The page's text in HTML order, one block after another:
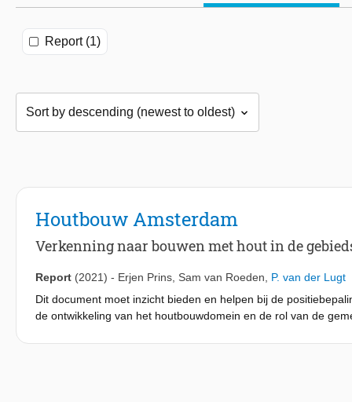
Report (1)
Houtbouw Amsterdam
Verkenning naar bouwen met hout in de
Report (2021) - Erjen Prins Sam van Roeden
P. van der Lugt
Dit document moet inzicht bieden en helpen bij de
de ontwikkeling van het houtbouwdomein en de rol van de